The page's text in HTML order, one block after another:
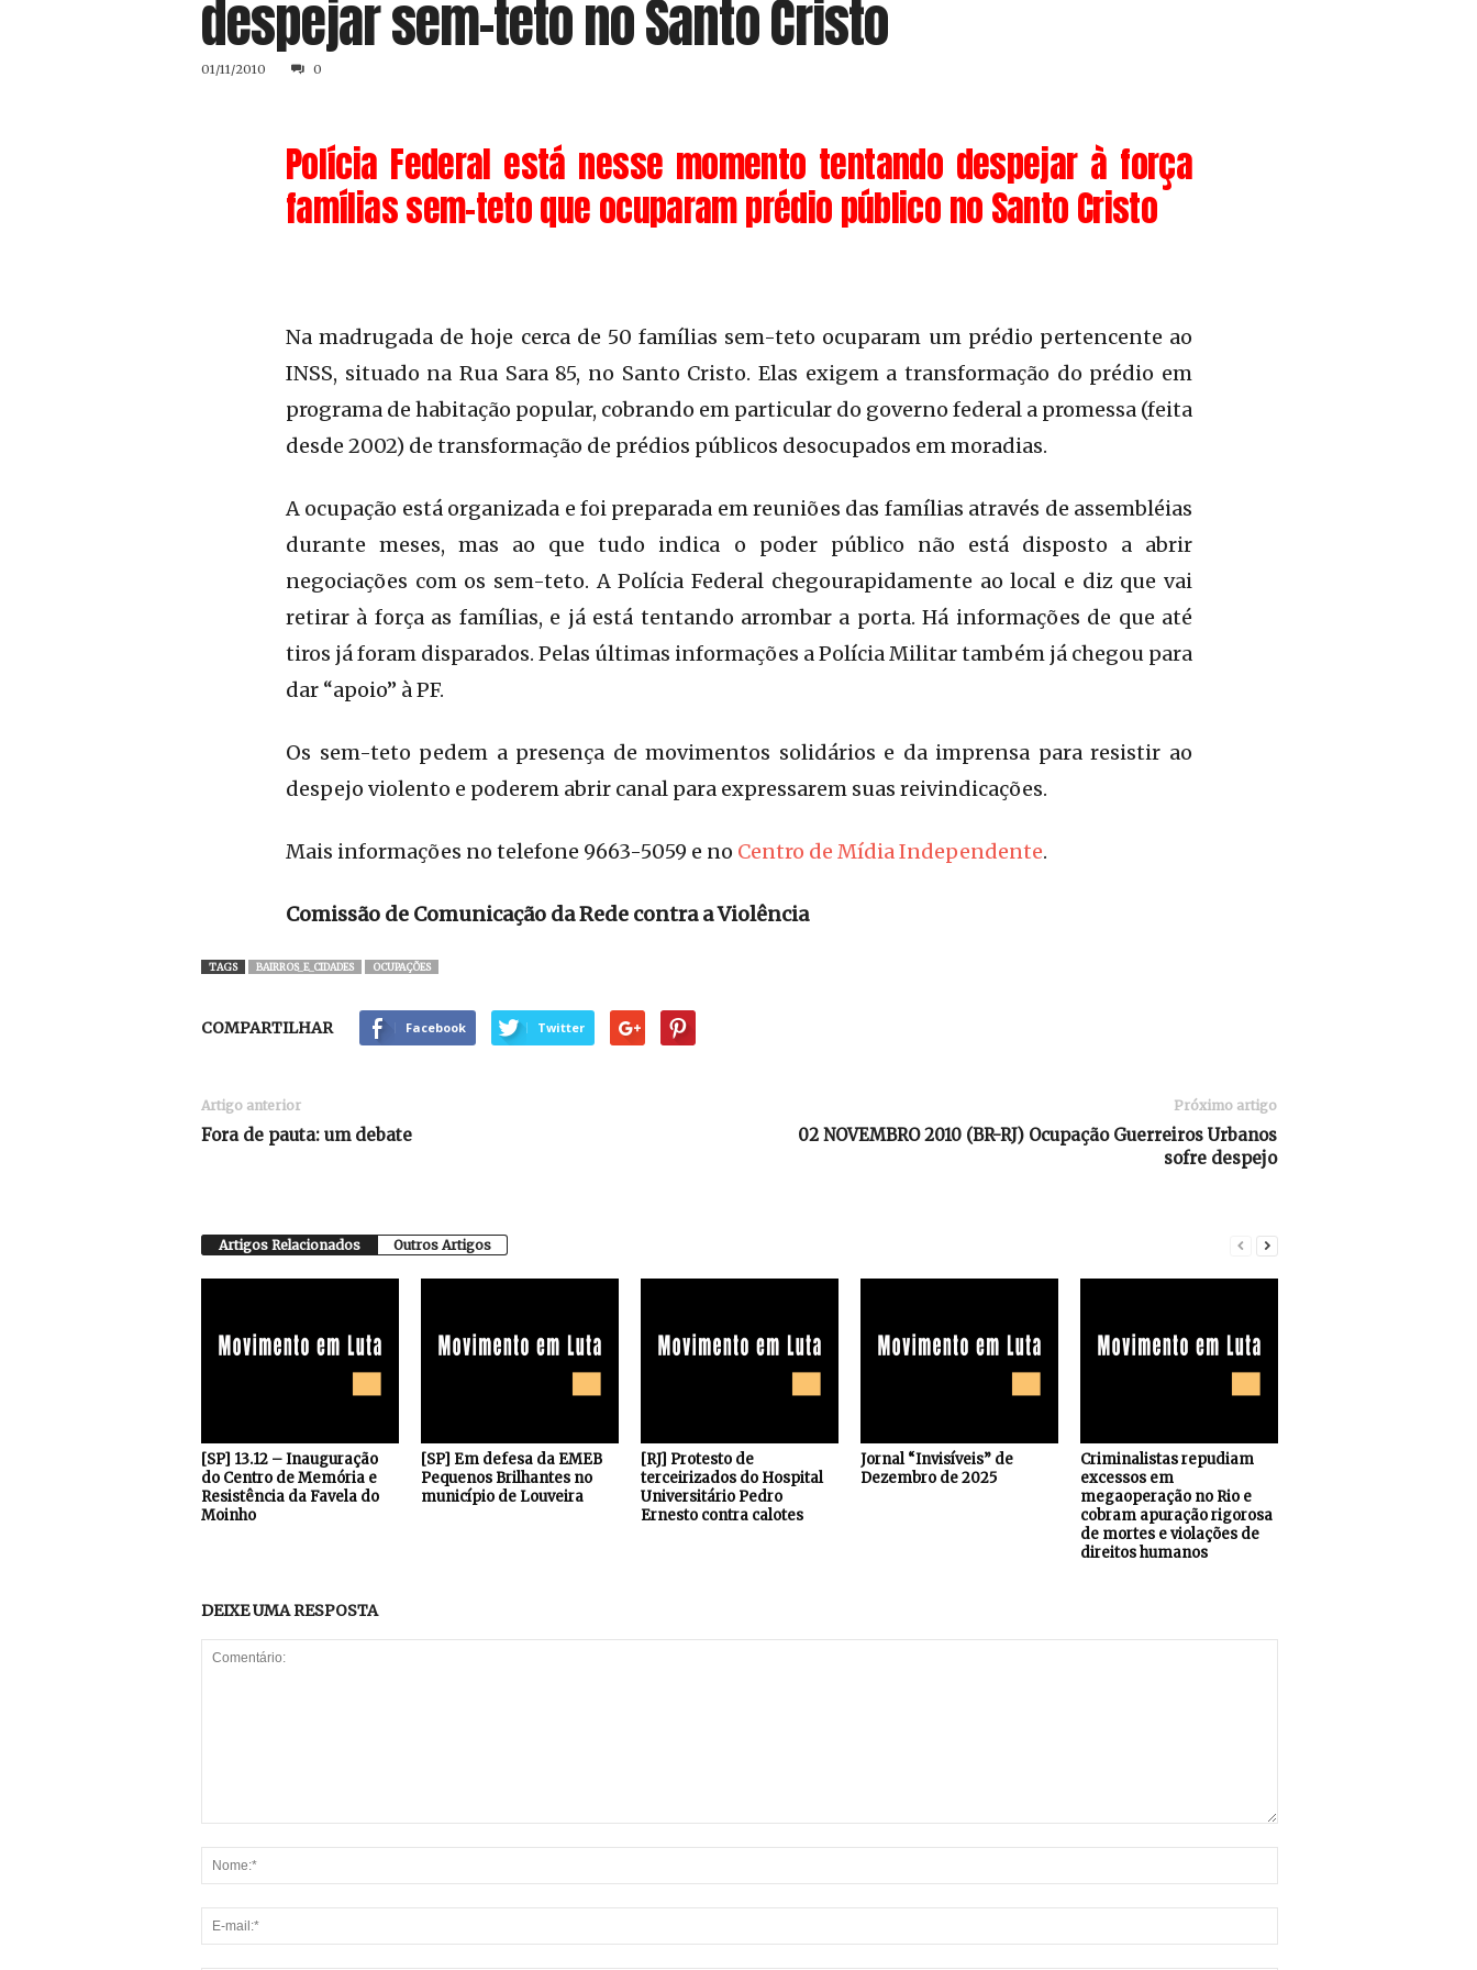
despejar sem-teto no Santo Cristo
01/11/2010 0
Polícia Federal está nesse momento tentando despejar à força
famílias sem-teto que ocuparam prédio público no Santo Cristo
Na madrugada de hoje cerca de 50 famílias sem-teto ocuparam um prédio pertencente ao
INSS, situado na Rua Sara 85, no Santo Cristo. Elas exigem a transformação do prédio em
programa de habitação popular, cobrando em particular do governo federal a promessa (feita
desde 2002) de transformação de prédios públicos desocupados em moradias.
A ocupação está organizada e foi preparada em reuniões das famílias através de assembléias
durante meses, mas ao que tudo indica o poder público não está disposto a abrir
negociações com os sem-teto. A Polícia Federal chegourapidamente ao local e diz que vai
retirar à força as famílias, e já está tentando arrombar a porta. Há informações de que até
tiros já foram disparados. Pelas últimas informações a Polícia Militar também já chegou para
dar “apoio” à PF.
Os sem-teto pedem a presença de movimentos solidários e da imprensa para resistir ao
despejo violento e poderem abrir canal para expressarem suas reivindicações.
Mais informações no telefone 9663-5059 e no Centro de Mídia Independente.
Comissão de Comunicação da Rede contra a Violência
TAGS BAIRROS_E_CIDADES OCUPAÇÕES
COMPARTILHAR Facebook Twitter
Artigo anterior
Fora de pauta: um debate
Próximo artigo
02 NOVEMBRO 2010 (BR-RJ) Ocupação Guerreiros Urbanos
sofre despejo‏
Artigos Relacionados Outros Artigos
[SP] 13.12 – Inauguração
do Centro de Memória e
Resistência da Favela do
Moinho
[SP] Em defesa da EMEB
Pequenos Brilhantes no
município de Louveira
[RJ] Protesto de
terceirizados do Hospital
Universitário Pedro
Ernesto contra calotes
Jornal “Invisíveis” de
Dezembro de 2025
Criminalistas repudiam
excessos em
megaoperação no Rio e
cobram apuração rigorosa
de mortes e violações de
direitos humanos
DEIXE UMA RESPOSTA